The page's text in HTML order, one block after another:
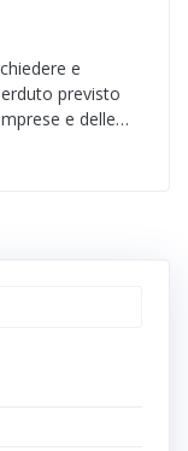
e
previsto
e delle…